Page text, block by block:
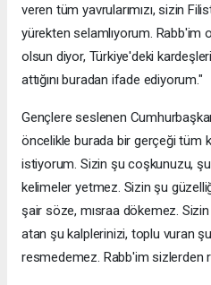
veren tüm yavrularımızı, sizin
yürekten selamlıyorum. Rabb'im
olsun diyor, Türkiye'deki
attığını buradan ifade ediyorum."
Gençlere seslenen
öncelikle burada bir gerçeği tüm
istiyorum. Sizin şu coşkunuzu,
kelimeler yetmez. Sizin şu
şair söze, mısraa dökemez.
atan şu kalplerinizi, toplu vuran
resmedemez. Rabb'im sizlerden